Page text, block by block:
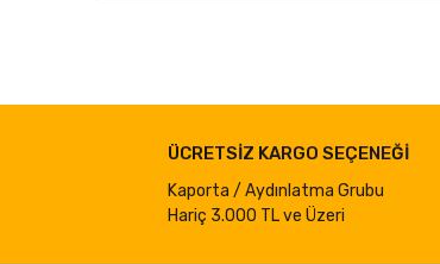
Ürün açıklamasında eksik bilgiler bulunuyor.
Ürün bilgilerinde hatalar bulunuyor.
Ürün fiyatı diğer sitelerden daha pahalı.
ÜCRETSİZ KARGO SEÇENEĞİ
Kaporta / Aydınlatma Grubu
Hariç 3.000 TL ve Üzeri